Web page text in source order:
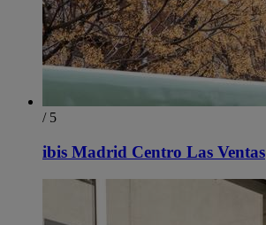
/ 5
ibis Madrid Centro Las Ventas